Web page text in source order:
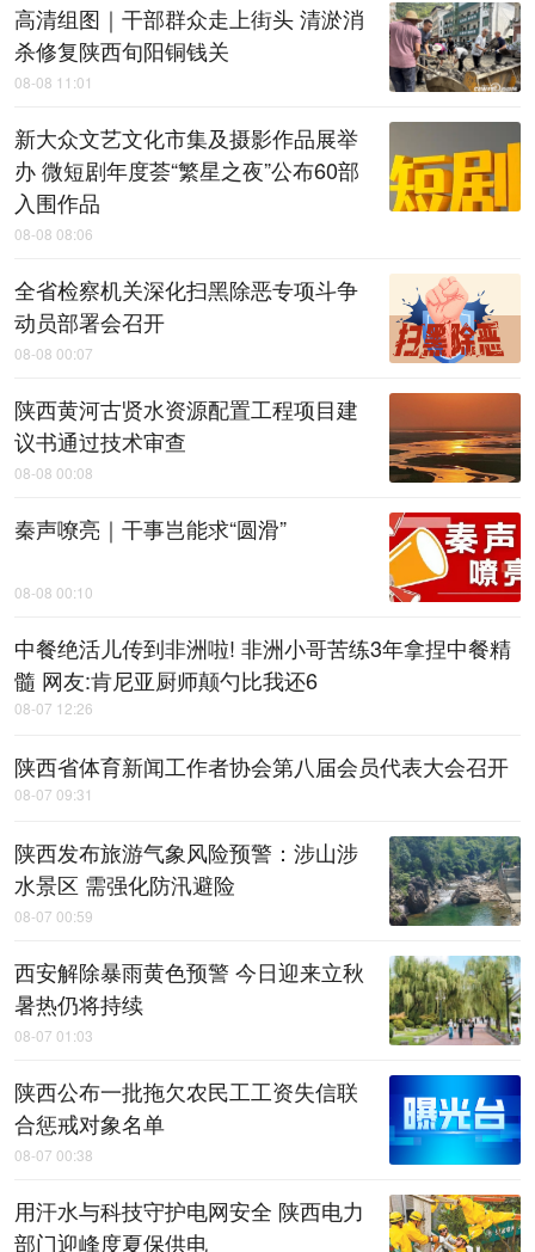
高清组图｜干部群众走上街头 清淤消
杀修复陕西旬阳铜钱关
08-08 11:01
新大众文艺文化市集及摄影作品展举
办 微短剧年度荟“繁星之夜”公布60部
入围作品
08-08 08:06
全省检察机关深化扫黑除恶专项斗争
动员部署会召开
08-08 00:07
陕西黄河古贤水资源配置工程项目建
议书通过技术审查
08-08 00:08
秦声嘹亮｜干事岂能求“圆滑”
08-08 00:10
中餐绝活儿传到非洲啦! 非洲小哥苦练3年拿捏中餐精
髓 网友:肯尼亚厨师颠勺比我还6
08-07 12:26
陕西省体育新闻工作者协会第八届会员代表大会召开
08-07 09:31
陕西发布旅游气象风险预警：涉山涉
水景区 需强化防汛避险
08-07 00:59
西安解除暴雨黄色预警 今日迎来立秋
暑热仍将持续
08-07 01:03
陕西公布一批拖欠农民工工资失信联
合惩戒对象名单
08-07 00:38
用汗水与科技守护电网安全 陕西电力
部门迎峰度夏保供电